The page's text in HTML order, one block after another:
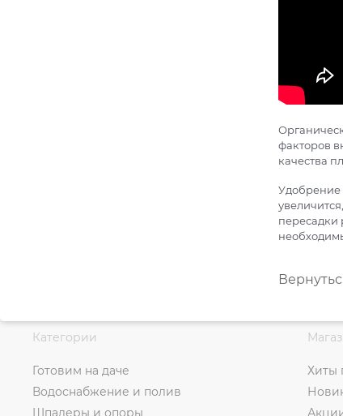
факторов
качества
Удобрение
пересадки
Категории
Готовим на даче
Водоснабжение и полив
Шпалеры и опоры
Хиты